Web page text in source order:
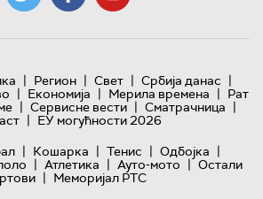
| Регион | Свет | Србија данас |
| Економија | Мерила времена | Рат
| Сервисне вести | Сматрачница |
| ЕУ могућности 2026
| Кошарка | Тенис | Одбојка |
| Атлетика | Ауто-мото | Остали
| Меморијал РТС